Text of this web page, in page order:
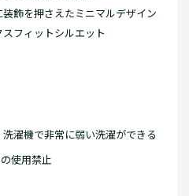
装飾を押さえたミニマルデザイン
スフィットシルエット
濯機で非常に弱い洗濯ができる
使用禁止